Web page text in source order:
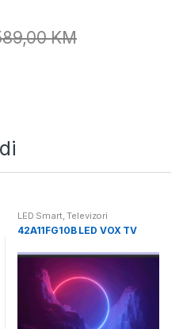
KM
LED Smart,Televizori
42A11FG10B LED VOX TV